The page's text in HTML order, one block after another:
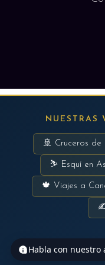
NUESTRAS
🚢 Cruceros de
⛷ Esquí en
🍁 Viajes a
Habla con nuestro